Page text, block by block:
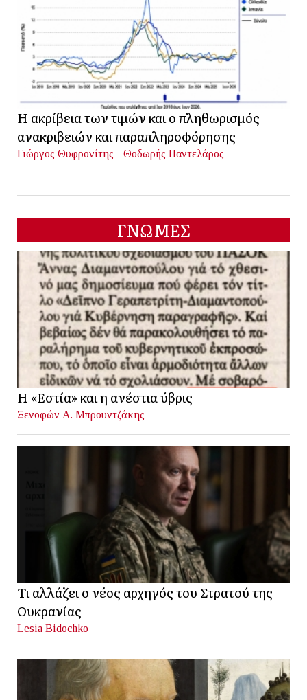
Η ακρίβεια των τιμών και ο πληθωρισμός
ανακριβειών και παραπληροφόρησης
Γιώργος Θυφρονίτης - Θοδωρής Παντελάρος
ΓΝΩΜΕΣ
Η «Εστία» και η ανέστια ύβρις
Ξενοφών Α. Μπρουντζάκης
Τι αλλάζει ο νέος αρχηγός του Στρατού της
Ουκρανίας
Lesia Bidochko